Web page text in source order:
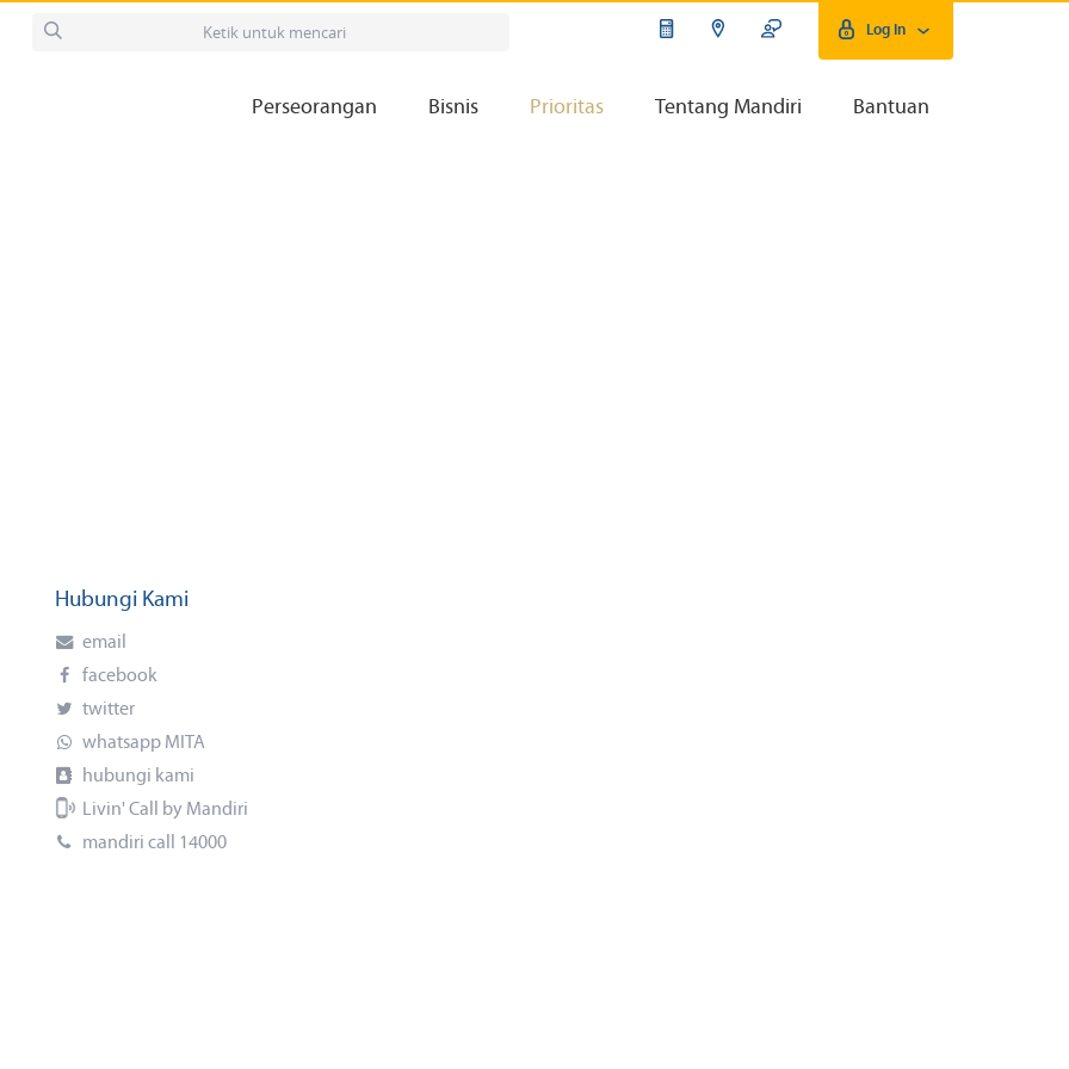
Log In
Perseorangan Bisnis Prioritas Tentang Mandiri Bantuan
Hubungi Kami
email
facebook
twitter
whatsapp MITA
hubungi kami
Livin' Call by Mandiri
mandiri call 14000